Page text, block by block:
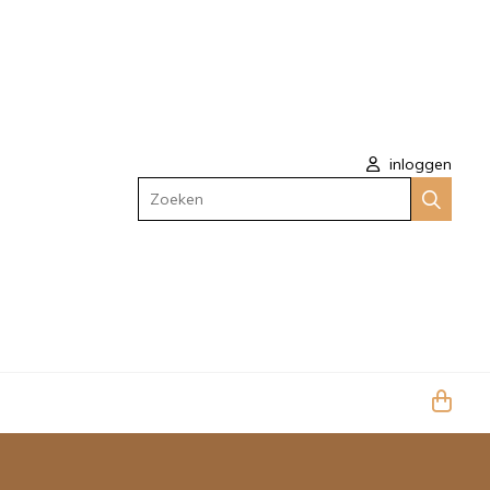
inloggen
Zoeken